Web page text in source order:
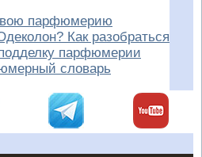
парфюмерию
Как разобраться
парфюмерии
словарь